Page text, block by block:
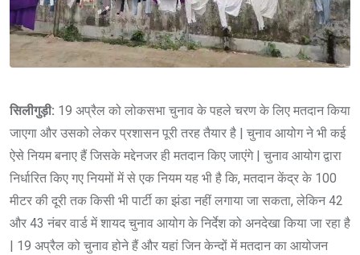
सिलीगुड़ी: 19 अप्रैल को लोकसभा चुनाव के पहले चरण के लिए मतदान किया
जाएगा और उसको लेकर प्रशासन पूरी तरह तैयार है | चुनाव आयोग ने भी कई
ऐसे नियम बनाए हैं जिसके मद्देनजर ही मतदान किए जाएंगे | चुनाव आयोग द्वारा
निर्धारित किए गए नियमों में से एक नियम यह भी है कि, मतदान केंद्र के 100
मीटर की दूरी तक किसी भी पार्टी का झंडा नहीं लगाया जा सकता, लेकिन 42
और 43 नंबर वार्ड में शायद चुनाव आयोग के निर्देश को अनदेखा किया जा रहा है
| 19 अप्रैल को चुनाव होने हैं और यहां जिन केन्दों में मतदान का आयोजन